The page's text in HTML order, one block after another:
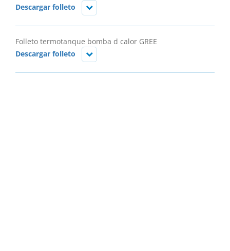
Descargar folleto
Folleto termotanque bomba d calor GREE
Descargar folleto